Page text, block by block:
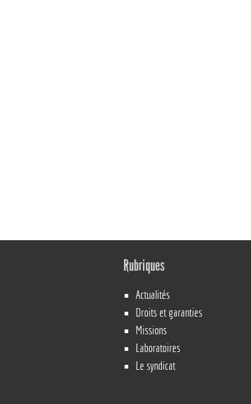
Rubriques
Actualités
Droits et garanties
Missions
Laboratoires
Le syndicat